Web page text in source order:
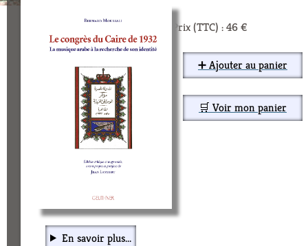
Prix (TTC) : 46 €
➕ Ajouter au panier
🛒 Voir mon panier
En savoir plus...